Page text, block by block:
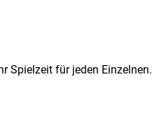
Spielzeit für jeden Einzelnen.